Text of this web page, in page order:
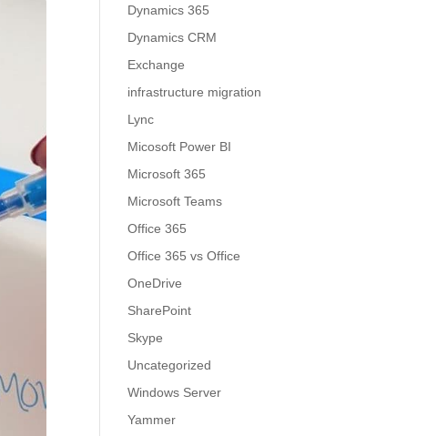
Dynamics 365
Dynamics CRM
Exchange
infrastructure migration
Lync
Micosoft Power BI
Microsoft 365
Microsoft Teams
Office 365
Office 365 vs Office
OneDrive
SharePoint
Skype
Uncategorized
Windows Server
Yammer